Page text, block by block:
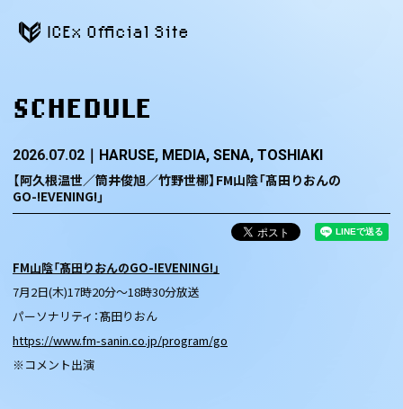
ICEx Official Site
SCHEDULE
2026.07.02 HARUSE MEDIA SENA TOSHIAKI
【阿久根温世／筒井俊旭／竹野世梛】FM山陰「髙田りおんの
GO-!EVENING!」
FM山陰「髙田りおんのGO-!EVENING!」
7月2日(木)17時20分～18時30分放送
パーソナリティ：髙田りおん
https://www.fm-sanin.co.jp/program/go
※コメント出演